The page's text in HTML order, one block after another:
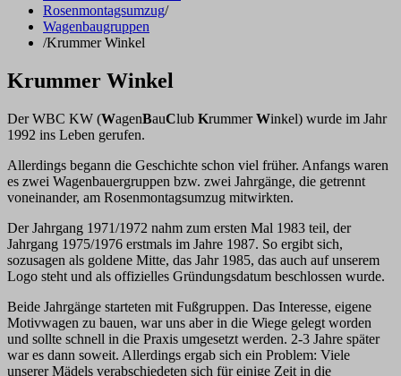
Rosenmontagsumzug/
Wagenbaugruppen
/Krummer Winkel
Krummer Winkel
Der WBC KW (WagenBauClub KrummerWinkel) wurde im Jahr
1992 ins Leben gerufen.
Allerdings begann die Geschichte schon viel früher. Anfangs waren
es zwei Wagenbauergruppen bzw. zwei Jahrgänge, die getrennt
voneinander, am Rosenmontagsumzug mitwirkten.
Der Jahrgang 1971/1972 nahm zum ersten Mal 1983 teil, der
Jahrgang 1975/1976 erstmals im Jahre 1987. So ergibt sich,
sozusagen als goldene Mitte, das Jahr 1985, das auch auf unserem
Logo steht und als offizielles Gründungsdatum beschlossen wurde.
Beide Jahrgänge starteten mit Fußgruppen. Das Interesse, eigene
Motivwagen zu bauen, war uns aber in die Wiege gelegt worden
und sollte schnell in die Praxis umgesetzt werden. 2-3 Jahre später
war es dann soweit. Allerdings ergab sich ein Problem: Viele
unserer Mädels verabschiedeten sich für einige Zeit in die